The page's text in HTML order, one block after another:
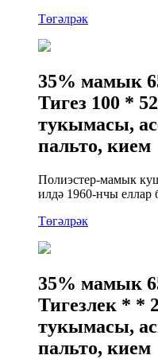
Төгәлрәк
35% мамык
Тигез 100 *
тукымасы,
пальто, кием
Полиэстер-мамык
илдә 1960-нчы еллар
Төгәлрәк
35% мамык
Тигезлек * *
тукымасы,
пальто, кием